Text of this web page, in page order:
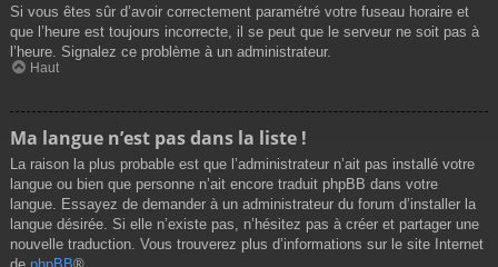
Si vous êtes sûr d’avoir correctement paramétré votre fuseau horaire et
que l’heure est toujours incorrecte, il se peut que le serveur ne soit pas à
l’heure. Signalez ce problème à un administrateur.
Haut
Ma langue n’est pas dans la liste !
La raison la plus probable est que l’administrateur n’ait pas installé votre
langue ou bien que personne n’ait encore traduit phpBB dans votre
langue. Essayez de demander à un administrateur du forum d’installer la
langue désirée. Si elle n’existe pas, n’hésitez pas à créer et partager une
nouvelle traduction. Vous trouverez plus d’informations sur le site Internet